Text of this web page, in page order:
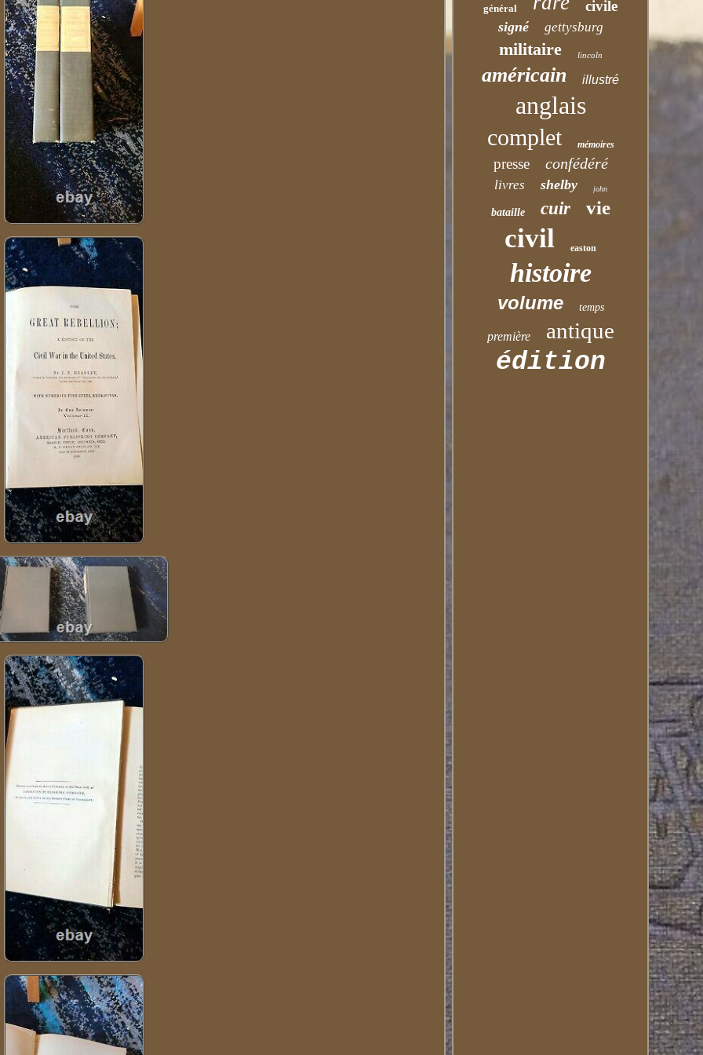
général civile
signé gettysburg
militaire lincoln
américain illustré
anglais
complet mémoires
presse confédéré
livres shelby john
bataille cuir vie
civil easton
histoire
volume temps
première antique
édition